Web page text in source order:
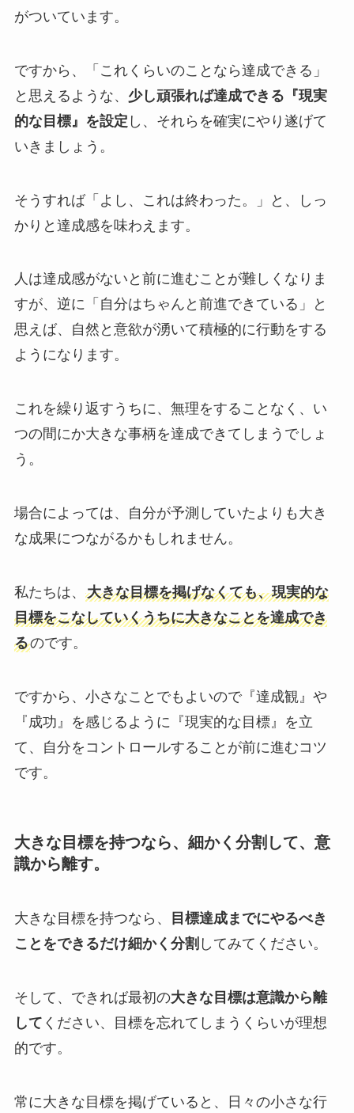
がついています。
ですから、「これくらいのことなら達成できる」
と思えるような、 少し頑張れば達成できる『現実
的な目標』を設定 し、それらを確実にやり遂げて
いきましょう。
そうすれば「よし、これは終わった。」と、しっ
かりと達成感を味わえます。
人は達成感がないと前に進むことが難しくなりま
すが、逆に「自分はちゃんと前進できている」と
思えば、自然と意欲が湧いて積極的に行動をする
ようになります。
これを繰り返すうちに、無理をすることなく、い
つの間にか大きな事柄を達成できてしまうでしょ
う。
場合によっては、自分が予測していたよりも大き
な成果につながるかもしれません。
私たちは、 大きな目標を掲げなくても、現実的な
目標をこなしていくうちに大きなことを達成でき
るのです。
ですから、小さなことでもよいので『達成観』や
『成功』を感じるように『現実的な目標』を立
て、自分をコントロールすることが前に進むコツ
です。
大きな目標を持つなら、細かく分割して、意
識から離す。
大きな目標を持つなら、
目標達成までにやるべき
ことをできるだけ細かく分割 してみてください。
そして、できれば最初の大きな目標は意識から離
して ください、目標を忘れてしまうくらいが理想
的です。
常に大きな目標を掲げていると、日々の小さな行